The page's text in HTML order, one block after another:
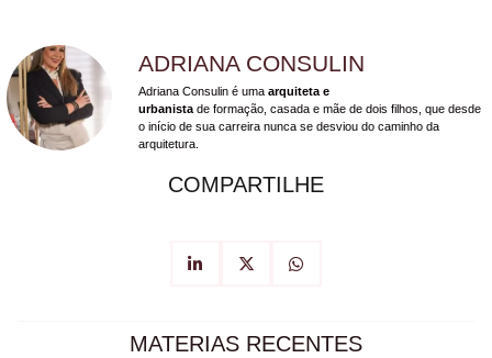
ADRIANA CONSULIN
Adriana Consulin é uma arquiteta e
urbanista de formação, casada e mãe de dois filhos, que desde
o início de sua carreira nunca se desviou do caminho da
arquitetura.
COMPARTILHE
MATERIAS RECENTES